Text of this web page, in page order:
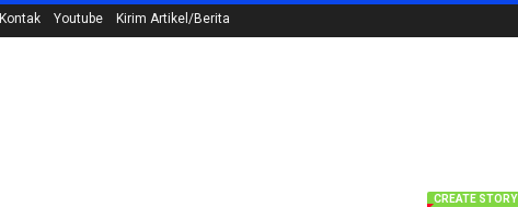
Kontak Youtube Kirim Artikel/Berita
CREATE STORY